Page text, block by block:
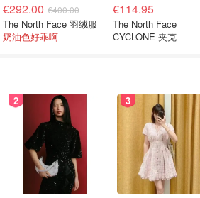
€292.00 €400.00
The North Face 羽绒服
奶油色好乖啊
€114.95
The North Face
CYCLONE 夹克
2 3